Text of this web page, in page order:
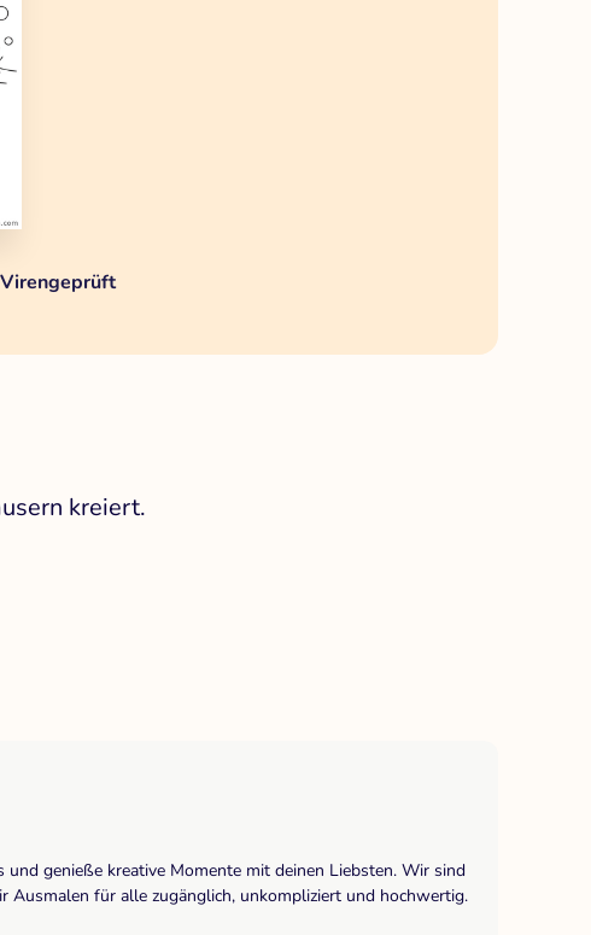
Virengeprüft
kreiert.
genieße kreative Momente mit deinen Liebsten. Wir sind
Ausmalen für alle zugänglich, unkompliziert und hochwertig.